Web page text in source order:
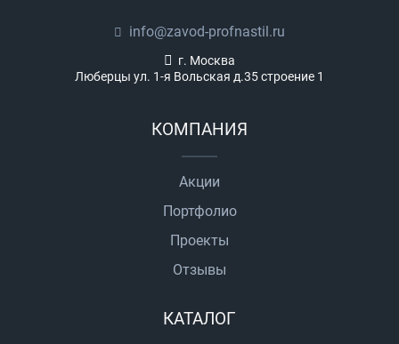
info@zavod-profnastil.ru
г. Москва
Люберцы ул. 1-я Вольская д.35 строение 1
КОМПАНИЯ
Акции
Портфолио
Проекты
Отзывы
КАТАЛОГ